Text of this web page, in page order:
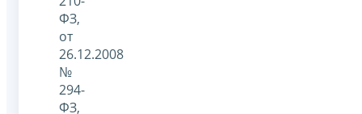
ФЗ,
от
26.12.2008
№
294-
ФЗ,